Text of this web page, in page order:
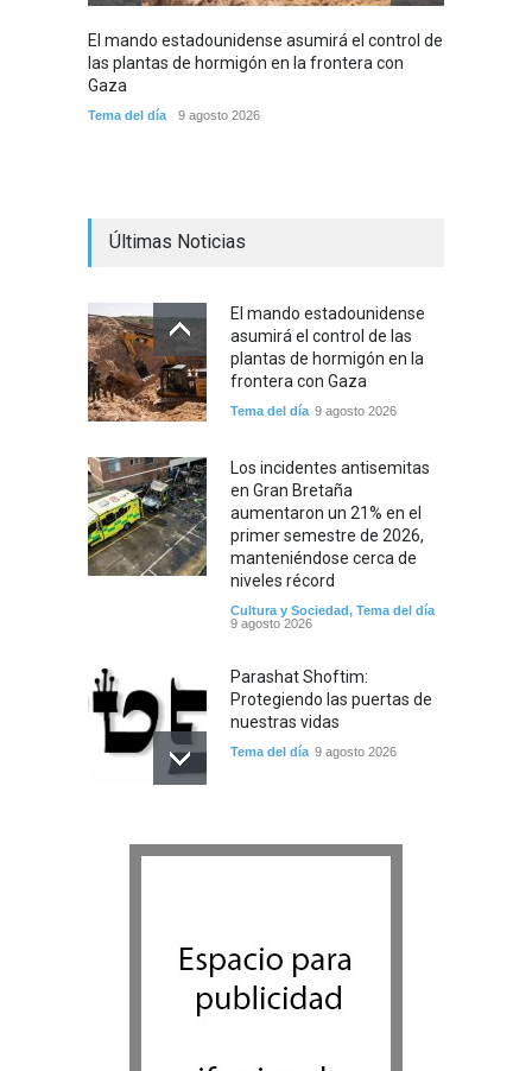
El mando estadounidense asumirá el control de
las plantas de hormigón en la frontera con
Gaza
Tema del día 9 agosto 2026
Últimas Noticias
El mando estadounidense
asumirá el control de las
plantas de hormigón en la
frontera con Gaza
Tema del día 9 agosto 2026
Los incidentes antisemitas
en Gran Bretaña
aumentaron un 21% en el
primer semestre de 2026,
manteniéndose cerca de
niveles récord
Cultura y Sociedad, Tema del día
9 agosto 2026
Parashat Shoftim:
Protegiendo las puertas de
nuestras vidas
Tema del día 9 agosto 2026
costumbres y preparación
Represión en Quebec: Se
revocan las licencias de tres